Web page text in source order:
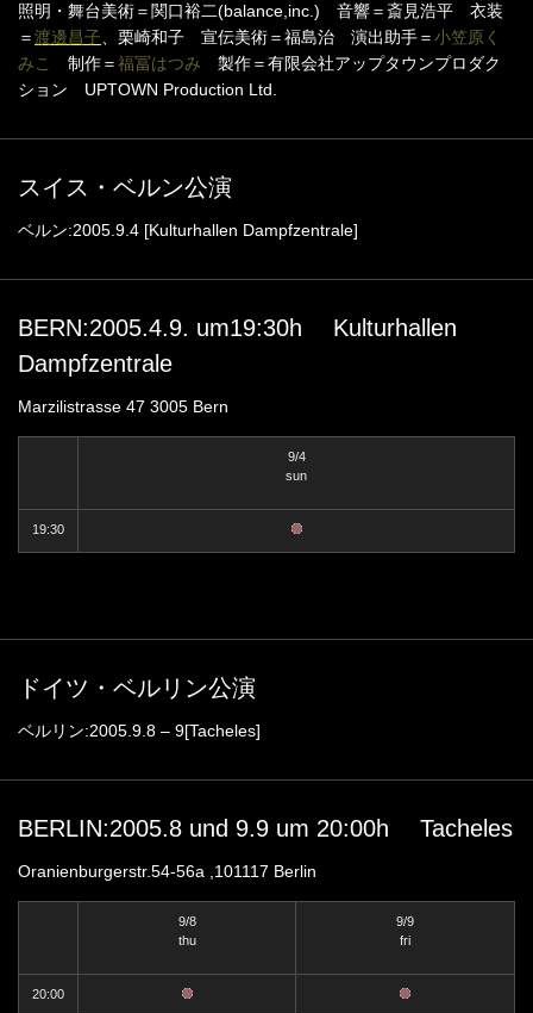
照明・舞台美術＝関口裕二(balance,inc.) 音響＝斎見浩平 衣装
＝渡邊昌子 、栗崎和子 宣伝美術＝福島治 演出助手＝小笠原く
みこ
制作＝福冨はつみ 製作＝有限会社アップタウンプロダク
ション UPTOWN Production Ltd.
スイス・ベルン公演
ベルン:2005.9.4 [Kulturhallen Dampfzentrale]
BERN:2005.4.9. um19:30h Kulturhallen
Dampfzentrale
Marzilistrasse 47 3005 Bern
9/4
sun
19:30
ドイツ・ベルリン公演
ベルリン:2005.9.8 – 9[Tacheles]
BERLIN:2005.8 und 9.9 um 20:00h Tacheles
Oranienburgerstr.54-56a ,101117 Berlin
9/8
thu
9/9
fri
20:00